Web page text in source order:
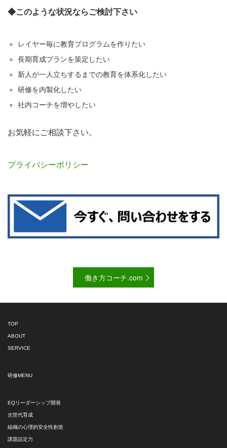
◆このような状況ならご検討下さい
レイヤー毎に教育プログラムを作りたい
長期育成プランを策定したい
新人が一人立ちするまでの教育を体系化したい
研修を内製化したい
社内コーチを増やしたい
お気軽にご相談下さい。
プライバシーポリシー
働き方コーチ.com
TOP
ABOUT
SERVICE
研修MENU
EQリーダーシップ開発
次世代育成
組織の心理的安全性創造
課題設定力